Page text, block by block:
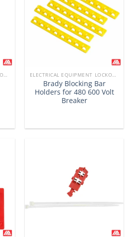
ELECTRICAL EQUIPMENT LOCKOUTS ELECTRICAL EQUIPMENT LOCKOUTS
Brady Blocking Bar
Holders for 480 600 Volt
Breaker